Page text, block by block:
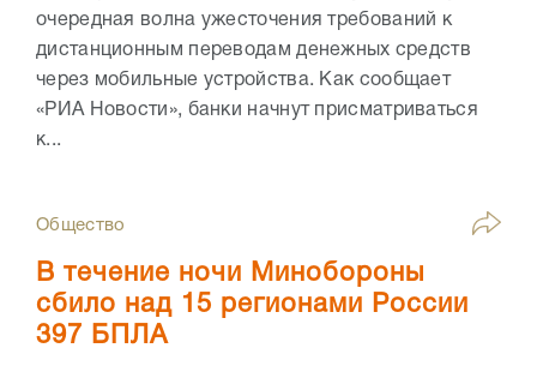
очередная волна ужесточения требований к
дистанционным переводам денежных средств
через мобильные устройства. Как сообщает
«РИА Новости», банки начнут присматриваться
к...
Общество
В течение ночи Минобороны
сбило над 15 регионами России
397 БПЛА